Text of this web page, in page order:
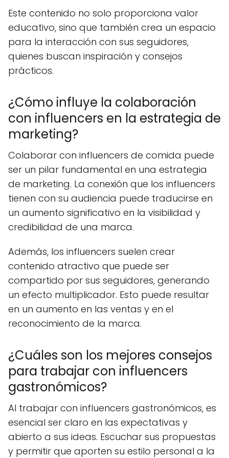
Este contenido no solo proporciona valor
educativo, sino que también crea un espacio
para la interacción con sus seguidores,
quienes buscan inspiración y consejos
prácticos.
¿Cómo influye la colaboración
con influencers en la estrategia de
marketing?
Colaborar con influencers de comida puede
ser un pilar fundamental en una estrategia
de marketing. La conexión que los influencers
tienen con su audiencia puede traducirse en
un aumento significativo en la visibilidad y
credibilidad de una marca.
Además, los influencers suelen crear
contenido atractivo que puede ser
compartido por sus seguidores, generando
un efecto multiplicador. Esto puede resultar
en un aumento en las ventas y en el
reconocimiento de la marca.
¿Cuáles son los mejores consejos
para trabajar con influencers
gastronómicos?
Al trabajar con influencers gastronómicos, es
esencial ser claro en las expectativas y
abierto a sus ideas. Escuchar sus propuestas
y permitir que aporten su estilo personal a la